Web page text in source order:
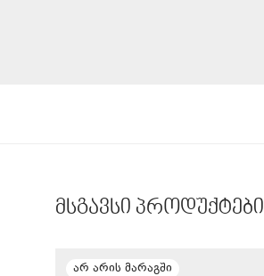
მსგავსი პროდუქტები